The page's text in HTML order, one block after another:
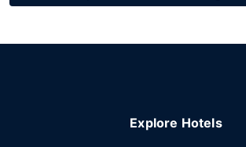
Explore Hotels